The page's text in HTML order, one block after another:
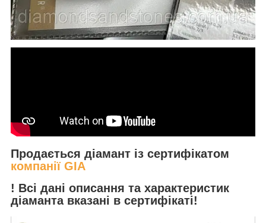
Продається діамант із сертифікатом
компанії GIA
! Всі дані описання та характеристик
діаманта вказані в сертифікаті!